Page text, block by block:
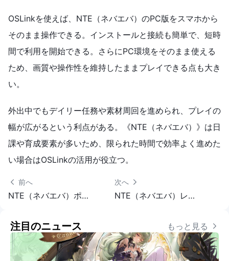
OSLinkを使えば、NTE（ネバエバ）のPC版をスマホから
そのまま操作できる。インストールと接続も簡単で、短時
間で利用を開始できる。さらにPC環境をそのまま使える
ため、画質や操作性を維持したままプレイできる点も大き
い。
外出中でもデイリー任務や素材周回を進められ、プレイの
幅が広がるという利点がある。《NTE（ネバエバ）》は日
課や育成要素が多いため、限られた時間で効率よく進めた
い場合はOSLinkの活用が役立つ。
前へ
NTE（ネバエバ）ポルシェコラボ｜引くべきかと必要資源
次へ
NTE（ネバエバ）レクイエム育成攻略｜おすすめ編成とビルド
注目のニュース もっと見る